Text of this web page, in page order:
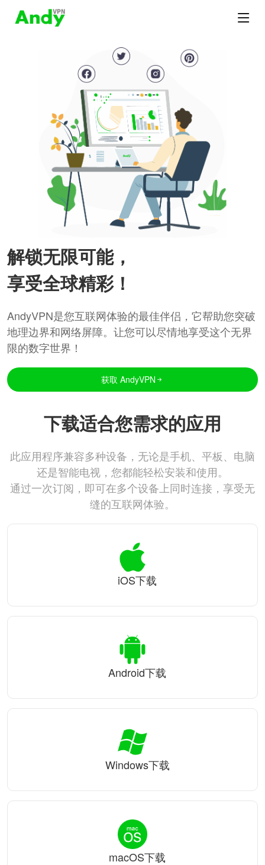
解锁无限可能，
享受全球精彩！
AndyVPN是您互联网体验的最佳伴侣，它帮助您突破
地理边界和网络屏障。让您可以尽情地享受这个无界
限的数字世界！
获取 AndyVPN
下载适合您需求的应用
此应用程序兼容多种设备，无论是手机、平板、电脑
还是智能电视，您都能轻松安装和使用。
通过一次订阅，即可在多个设备上同时连接，享受无
缝的互联网体验。
iOS下载
Android下载
Windows下载
macOS下载